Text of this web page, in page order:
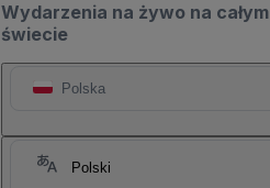
Wydarzenia na żywo na całym
świecie
Polska
Polski